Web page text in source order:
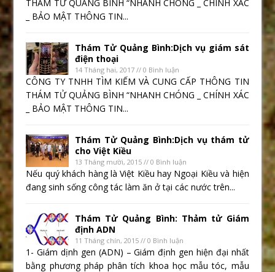
THÁM TỬ QUẢNG BÌNH “NHANH CHÓNG _ CHÍNH XÁC
_ BẢO MẬT THÔNG TIN...
Thám Tử Quảng Bình:Dịch vụ giám sát
điện thoại
14 Tháng hai, 2017 // 0 Bình luận
CÔNG TY TNHH TÌM KIẾM VÀ CUNG CẤP THÔNG TIN
THÁM TỬ QUẢNG BÌNH “NHANH CHÓNG _ CHÍNH XÁC
_ BẢO MẬT THÔNG TIN...
Thám Tử Quảng Bình:Dịch vụ thám tử
cho Việt Kiều
13 Tháng mười, 2015 // 0 Bình luận
Nếu quý khách hàng là Việt Kiều hay Ngoại Kiều và hiện
đang sinh sống công tác làm ăn ở tại các nước trên...
Thám Tử Quảng Bình: Thảm tử Giám
định ADN
11 Tháng chín, 2015 // 0 Bình luận
1- Giám dịnh gen (ADN) – Giám định gen hiện đại nhất
bằng phương pháp phân tích khoa học mẫu tóc, mẫu